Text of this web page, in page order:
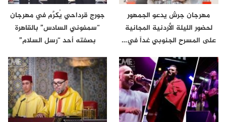
مهرجان جرش يدعو الجمهور
لحضور الليلة الأردنية المجانية
على المسرح الجنوبي غداً في…
جورج قرداحي يُكرَّم في مهرجان
“سمفوني السادس” بالقاهرة
بصفته أحد “رسل السلام”